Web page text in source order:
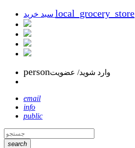
local_grocery_store
personوارد شوید/ عضویت
email
info
public
search